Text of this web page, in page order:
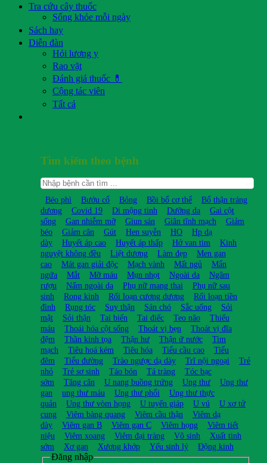
Tra cứu cây thuốc
Sống khỏe mỗi ngày
Sách hay
Diễn đàn
Hỏi lương y
Rao vặt
Đánh giá thuốc 💊
Cộng tác viên
Tất cả
Tìm kiếm theo bệnh
Béo phì Bướu cổ Bỏng Bồi bổ cơ thể
Bổ thận tráng
dương
Covid 19 Di mộng tinh Dưỡng da
Gai cột
sống
Gan nhiễm mỡ Giun sán Giãn tĩnh mạch
Giảm
béo
Giảm cân Gút Hen suyễn HO
Hp dạ
dày
Huyết áp cao Huyết áp thấp Hở van tim
Kinh
nguyệt không đều
Liệt dương Làm đẹp
Men gan
cao
Mát gan giải độc Mạch vành Mất ngủ
Mẩn
ngứa
Mắt Mỡ máu Mụn nhọt Ngoài da
Ngâm
rượu
Nấm ngoài da Phụ nữ mang thai
Phụ nữ sau
sinh
Rong kinh Rối loạn cương dương
Rối loạn tiền
đình
Rụng tóc Suy thận Sán chó Sắc uống
Sỏi
mật
Sỏi thận Tai biến Tai điếc Teo não
Thiếu
máu
Thoái hóa cột sống Thoát vị bẹn
Thoát vị đĩa
đệm
Thần kinh tọa Thận hư Thận ứ nước
Tim
mạch
Tiêu hoá kém Tiêu hóa Tiểu cầu cao
Tiểu
đêm
Tiểu đường Trào ngược dạ dày Trĩ nội ngoại
Trẻ
nhỏ
Trẻ sơ sinh Táo bón Tá tràng
Tóc bạc
sớm
Tăng cân U nang buồng trứng Ung thư
Ung thư
gan
ung thư máu Ung thư phổi
Ung thư thực
quản
Ung thư vòm họng U tuyến giáp U vú
U xơ tử
cung
Viêm bàng quang Viêm cầu thận
Viêm dạ
dày
Viêm gan B Viêm gan C Viêm họng
Viêm tiết
niệu
Viêm xoang Viêm đại tràng Vô sinh
Xuất tinh
sớm
Xơ gan Xương khớp Yếu sinh lý Động kinh
Đăng nhập